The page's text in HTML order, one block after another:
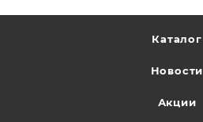
Каталог
Новости
Акции